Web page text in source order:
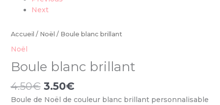
Next
Accueil / Noël / Boule blanc brillant
Noël
Boule blanc brillant
4.50€ 3.50€
Boule de Noël de couleur blanc brillant personnalisable